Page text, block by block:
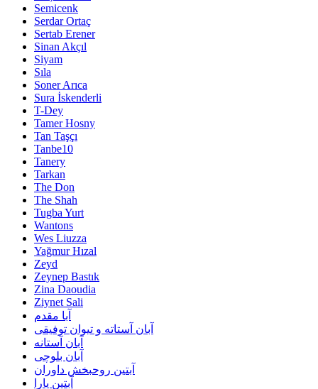
Semicenk
Serdar Ortaç
Sertab Erener
Sinan Akçıl
Siyam
Sıla
Soner Arıca
Sura İskenderli
T-Dey
Tamer Hosny
Tan Taşçı
Tanbe10
Tanery
Tarkan
The Don
The Shah
Tugba Yurt
Wantons
Wes Liuzza
Yağmur Hızal
Zeyd
Zeynep Bastık
Zina Daoudia
Ziynet Sali
آبا مقدم
آبان آستاته و تیوان توفیقی
آبان آستانه
آبان بلوچی
آبتین روحبخش داوران
آبتین یارا